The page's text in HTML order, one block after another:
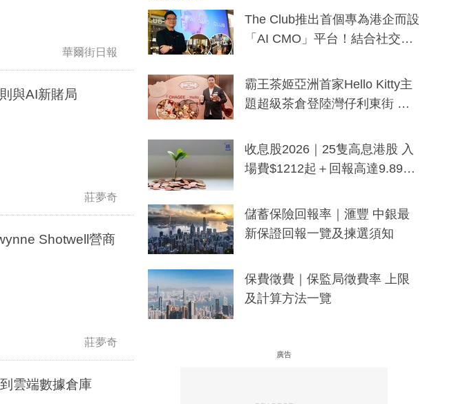
華爾街日報
與AI新賭局
莊夢奇
Shotwell營商
莊夢奇
雲端數據倉庫
The Club推出首個專為港企而設
「AI CMO」平台！結合社交聆
分鐘生成「貼地」宣傳短片
霸王茶姬亞洲首家Hello Kitty主
題超級茶倉登陸灣仔利東街 推
y及香港限定特調系列
收息股2026｜25隻高息港股 入
場費$1212起＋回報高達9.89
儲蓄保險回報率｜滙豐 中銀最
新保證回報一覽及揀選須知
保費徵費｜保監局徵費率 上限
及計算方法一覽
廣告